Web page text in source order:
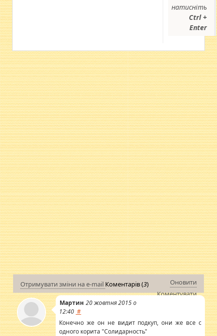
натисніть
Ctrl +
Enter
Отримувати зміни на e-mail Коментарів (3)
Оновити
Коментувати
Мартин 20 жовтня 2015 о
12:40 #
Конечно же он не видит подкуп, они же все с
одного корита "Солидарность"